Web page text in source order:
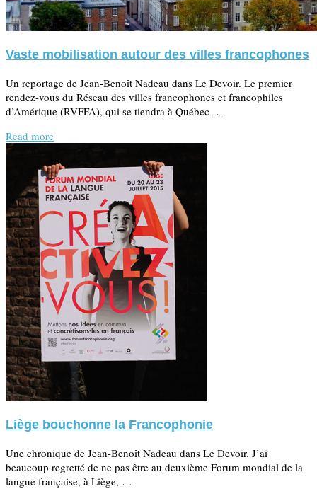
Vaste mobilisation autour des villes francophones
Un reportage de Jean-Benoît Nadeau dans Le Devoir. Le premier
rendez-vous du Réseau des villes francophones et francophiles
d’Amérique (RVFFA), qui se tiendra à Québec …
Read more
Liège bouchonne la Francophonie
Une chronique de Jean-Benoît Nadeau dans Le Devoir. J’ai
beaucoup regretté de ne pas être au deuxième Forum mondial de la
langue française, à Liège, …